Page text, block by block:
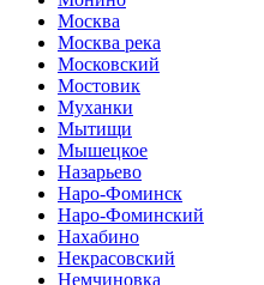
Москва
Москва река
Московский
Мостовик
Муханки
Мытищи
Мышецкое
Назарьево
Наро-Фоминск
Наро-Фоминский
Нахабино
Некрасовский
Немчиновка